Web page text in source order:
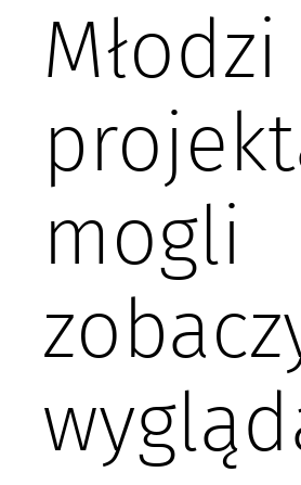
Młodzi
mogli